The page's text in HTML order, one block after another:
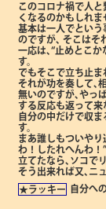
このコロナ禍で人と
くなるのかもしれま
基本は一人でという
のですが､ そこはそ
一応は､“止めとこ
す。
でもそこで立ち止ま
それが功を奏して､
無いのですが､やっ
する反応も返って来
自分の中だけで収
す。
まあ誰しもついやり
わ！したれへんわ！
立てたなら､ソコで
そう出来れば又､ニ
★ラッキー
自分へ